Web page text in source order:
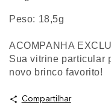
Peso: 18,5g
ACOMPANHA
Sua vitrine particular
novo brinco favorito!
Compartilhar